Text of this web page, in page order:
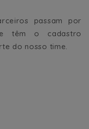
passam por
têm o cadastro
do nosso time.